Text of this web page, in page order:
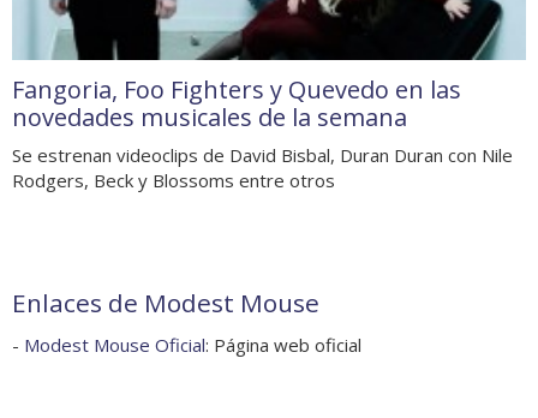
Fangoria, Foo Fighters y Quevedo en las
novedades musicales de la semana
Se estrenan videoclips de David Bisbal, Duran Duran con Nile
Rodgers, Beck y Blossoms entre otros
Enlaces de Modest Mouse
- Modest Mouse Oficial: Página web oficial